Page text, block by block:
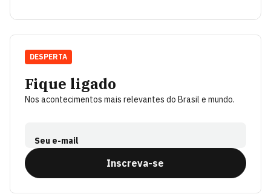
Fique ligado
Nos acontecimentos mais relevantes do Brasil e mundo.
Seu e-mail
Inscreva-se
DESPERTA